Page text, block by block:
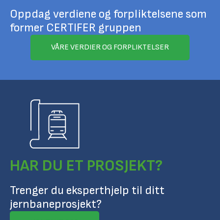
Oppdag verdiene og forpliktelsene som
former CERTIFER gruppen
VÅRE VERDIER OG FORPLIKTELSER
HAR DU ET PROSJEKT?
Trenger du eksperthjelp til ditt
jernbaneprosjekt?